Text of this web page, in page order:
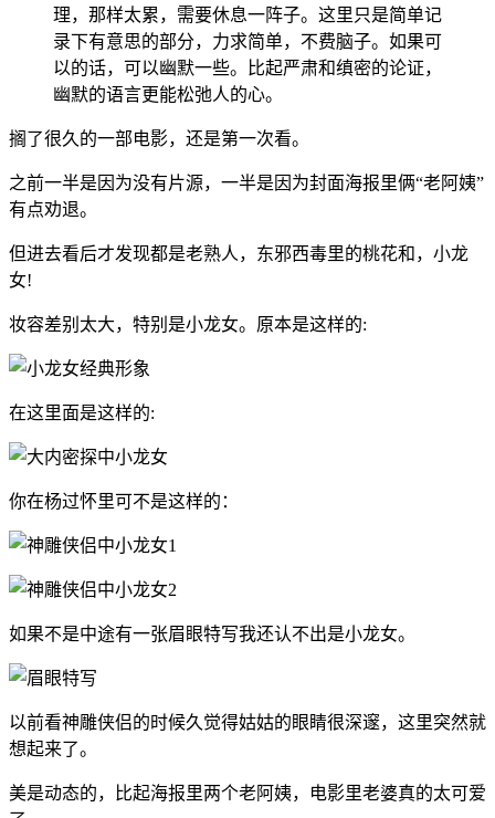
理，那样太累，需要休息一阵子。这里只是简单记
录下有意思的部分，力求简单，不费脑子。如果可
以的话，可以幽默一些。比起严肃和缜密的论证，
幽默的语言更能松弛人的心。
搁了很久的一部电影，还是第一次看。
之前一半是因为没有片源，一半是因为封面海报里俩“老阿姨”
有点劝退。
但进去看后才发现都是老熟人，东邪西毒里的桃花和，小龙
女!
妆容差别太大，特别是小龙女。原本是这样的:
在这里面是这样的:
你在杨过怀里可不是这样的：
如果不是中途有一张眉眼特写我还认不出是小龙女。
以前看神雕侠侣的时候久觉得姑姑的眼睛很深邃，这里突然就
想起来了。
美是动态的，比起海报里两个老阿姨，电影里老婆真的太可爱